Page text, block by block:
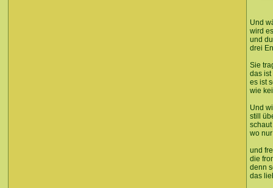
Und
wird
und
drei
Sie
das ist
es ist
wie
Und
still
wo
und
die
denn
das